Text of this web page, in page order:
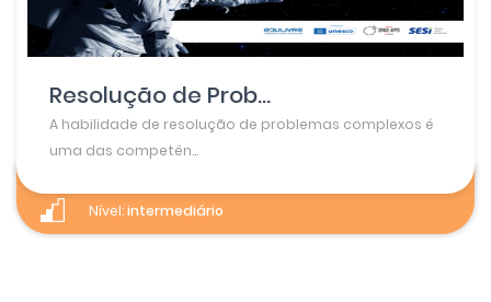
Resolução de Prob...
A habilidade de resolução de problemas complexos é
uma das competên...
Nível:intermediário